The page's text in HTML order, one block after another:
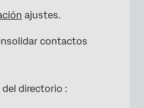
ajustes.
contactos
del directorio :